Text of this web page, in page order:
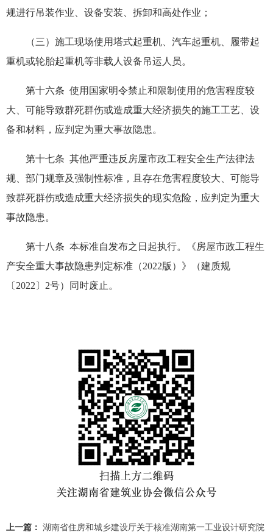
规进行吊装作业、设备安装、拆卸和高处作业；
（三）施工现场使用塔式起重机、汽车起重机、履带起
重机或轮胎起重机等非载人设备吊运人员。
第十六条 使用国家明令禁止和限制使用的危害程度较
大、可能导致群死群伤或造成重大经济损失的施工工艺、设
备和材料，应判定为重大事故隐患。
第十七条 其他严重违反房屋市政工程安全生产法律法
规、部门规章及强制性标准，且存在危害程度较大、可能导
致群死群伤或造成重大经济损失的现实危险，应判定为重大
事故隐患。
第十八条 本标准自发布之日起执行。《房屋市政工程生
产安全重大事故隐患判定标准（2022版）》（建质规
〔2022〕2号）同时废止。
上一篇： 湖南省住房和城乡建设厅关于核准湖南第一工业设计研究院